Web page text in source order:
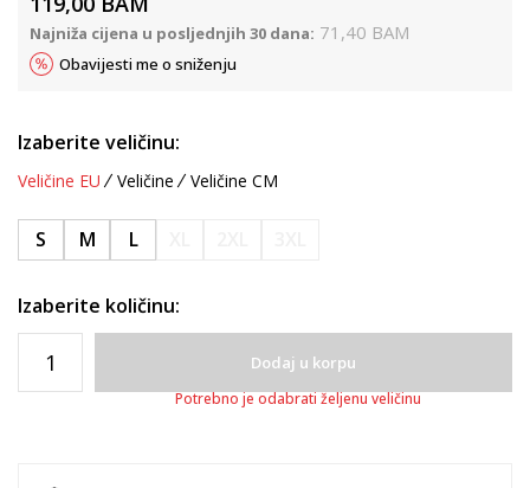
Najniža cijena u posljednjih 30 dana: 71,40 BAM
Obavijesti me o sniženju
Izaberite veličinu:
Veličine EU Veličine Veličine CM
S M L
Izaberite količinu:
Dodaj u korpu
Potrebno je odabrati željenu veličinu